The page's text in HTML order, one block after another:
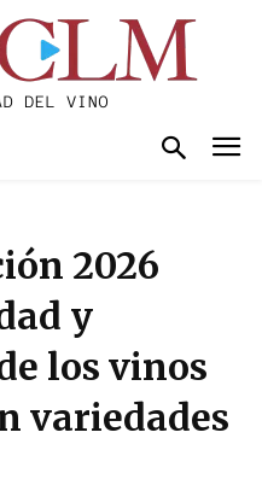
2026
y
los vinos
variedades